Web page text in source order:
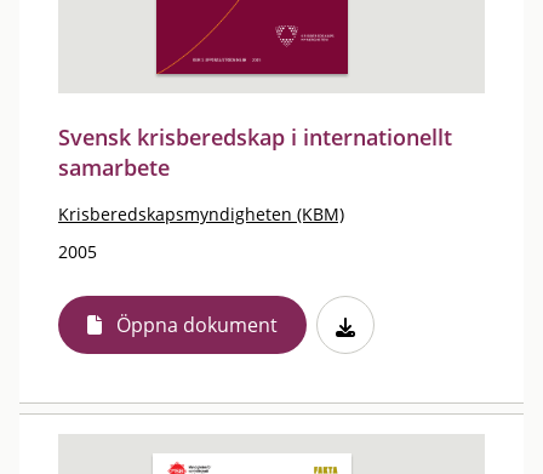
Svensk krisberedskap i internationellt
samarbete
Krisberedskapsmyndigheten (KBM)
2005
Öppna dokument